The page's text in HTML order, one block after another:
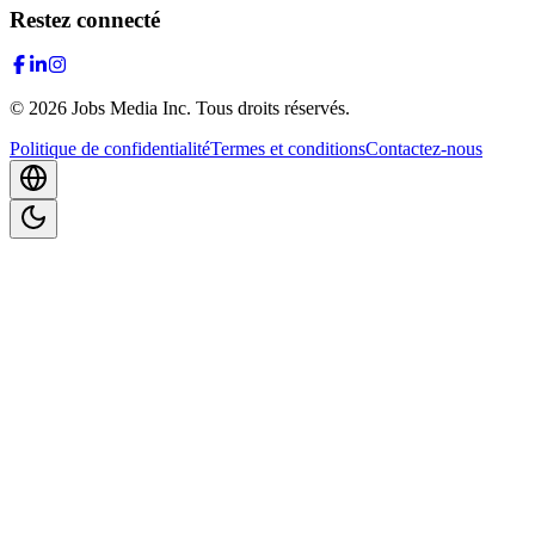
Restez connecté
© 2026 Jobs Media Inc. Tous droits réservés.
Politique de confidentialitéTermes et conditionsContactez-nous